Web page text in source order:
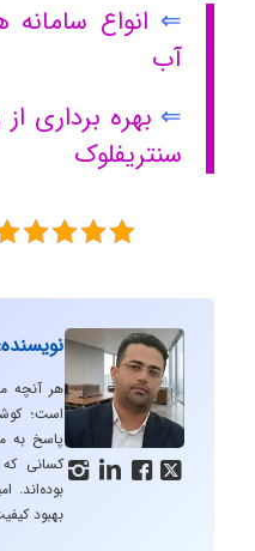
⇐ انواع
آب
⇐ بهره برداری
سنتریفلوک
   
هر آنچه
است؛
پاسخ به
کسانی
بوده‌اند.
بهبود